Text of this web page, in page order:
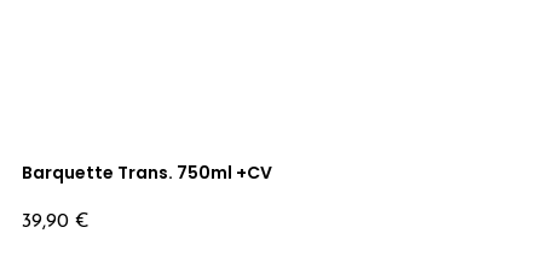
Barquette Trans. 750ml +CV
Prix
39,90 €